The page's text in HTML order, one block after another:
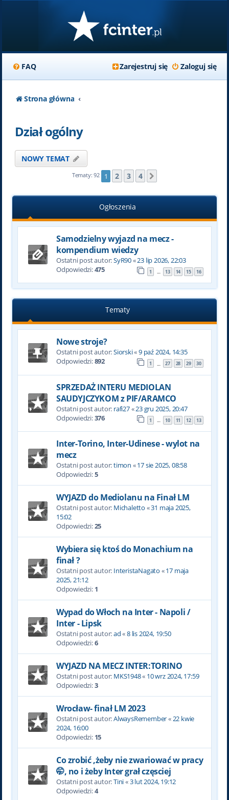
FAQ Zaloguj się
Zarejestruj się
Strona główna
Dział ogólny
NOWY TEMAT
Tematy: 92 1 2 3 4
Ogłoszenia
Samodzielny wyjazd na mecz -
kompendium wiedzy
Ostatni post autor:SyR90«23 lip 2026, 22:03
Odpowiedzi:475 1 … 13 14 15 16
Tematy
Nowe stroje?
Ostatni post autor:Siorski«9 paź 2024, 14:35
Odpowiedzi:892 1 … 27 28 29 30
SPRZEDAŻ INTERU MEDIOLAN
SAUDYJCZYKOM z PIF/ARAMCO
Ostatni post autor: rafi27«23 gru 2025, 20:47
Odpowiedzi:376 1 … 10 11 12 13
Inter-Torino, Inter-Udinese - wylot na
mecz
Ostatni post autor:timon «17 sie 2025, 08:58
Odpowiedzi:5
WYJAZD do Mediolanu na Finał LM
Ostatni post autor: Michaletto «31 maja 2025,
15:02
Odpowiedzi:25
Wybiera się ktoś do Monachium na
finał ?
Ostatni post autor: InteristaNagato «17 maja
2025, 21:12
Odpowiedzi: 1
Wypad do Włoch na Inter - Napoli /
Inter - Lipsk
Ostatni post autor:ad«8 lis 2024, 19:50
Odpowiedzi:6
WYJAZD NA MECZ INTER:TORINO
Ostatni post autor: MKS1948« 10 wrz 2024, 17:59
Odpowiedzi:3
Wrocław- finał LM 2023
Ostatni post autor:AlwaysRemember«22 kwie
2024, 16:00
Odpowiedzi: 15
Co zrobić ,żeby nie zwariować w pracy
🤭, no i żeby Inter grał częsciej
Ostatni post autor:Tini«3 lut 2024, 19:12
Odpowiedzi:4